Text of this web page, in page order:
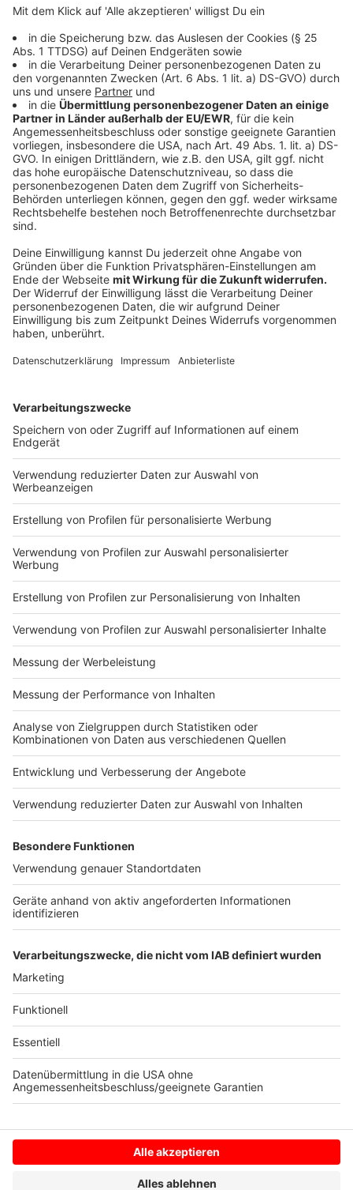
Balkon(Sentenzbogen)präsentieren und feiern lassen.
Für die Meisterfeier sperrt die Stadt die Zufahrten
zum Prinzipalmarkt. Zahlreiche Busse fahren
Umleitungen. Infos gibt es auf derStadtwerke-
Homepage.
Anzeige
Tausende Fans werden zur Meister-Party auf dem
Prinzipalmarkt erwartet. Die Moderatoren der Party
auf dem Rathaus-Balkon sind Stadion-Sprecher Martin
„Kerni“ Kehrenberg und ANTENNE MÜNSTER-
Moderator Philipp Böckmann.
Nächste Saison in Liga 3: Wer bleibt? Wer
geht?
Anzeige
Preußen Münster steht seit drei Wochen als
vorzeitiger Aufsteiger und Meister der Liga fest - in
der kommenden Saison spielt Münster wieder
drittklassig - mit dabei im Kader sind unter anderem
Routinier Dennis Grote(36 Jahre), Torjäger Gerrit
Torschütze)
und Mittelfeld-Dauerbrenner Thomas Kok
(bisher 31 Einsätze in dieser Saison). Sie alle haben
ihre Verträge mit dem SC Preußen Münster bereits
verlängert.
In diesem Sommer verlassen aber auch einige den
Verein. Darunter beispielsweise Alexander Langlitz
(Karriereende), Deniz Bindemann(wechselt zum
Regionalligisten Fortuna Düsseldorf II)und Nicolai
Anzeige